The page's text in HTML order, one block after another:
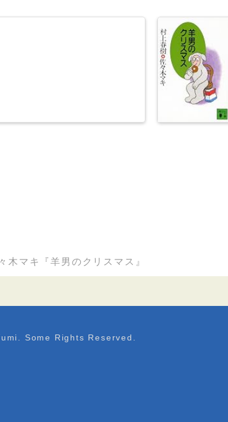
木マキ『羊男のクリスマス』
Some Rights Reserved.